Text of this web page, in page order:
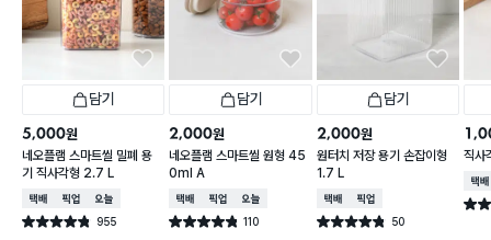
담기
5,000원
네오플램 스마트씰 밀폐 용
기 직사각형 2.7 L
택배배송매장픽업오늘배송
별점 4.8점 955
건 작성
담기
2,000원
네오플램 스마트씰 원형 45
0ml A
택배배송매장픽업오늘배송
별점 4.8점 110
건 작성
담기
2,000원
원터치 저장 용기 손잡이형
1.7 L
택배배송매장픽업
별점 4.8점 50
건 작성
직사
택배
별점